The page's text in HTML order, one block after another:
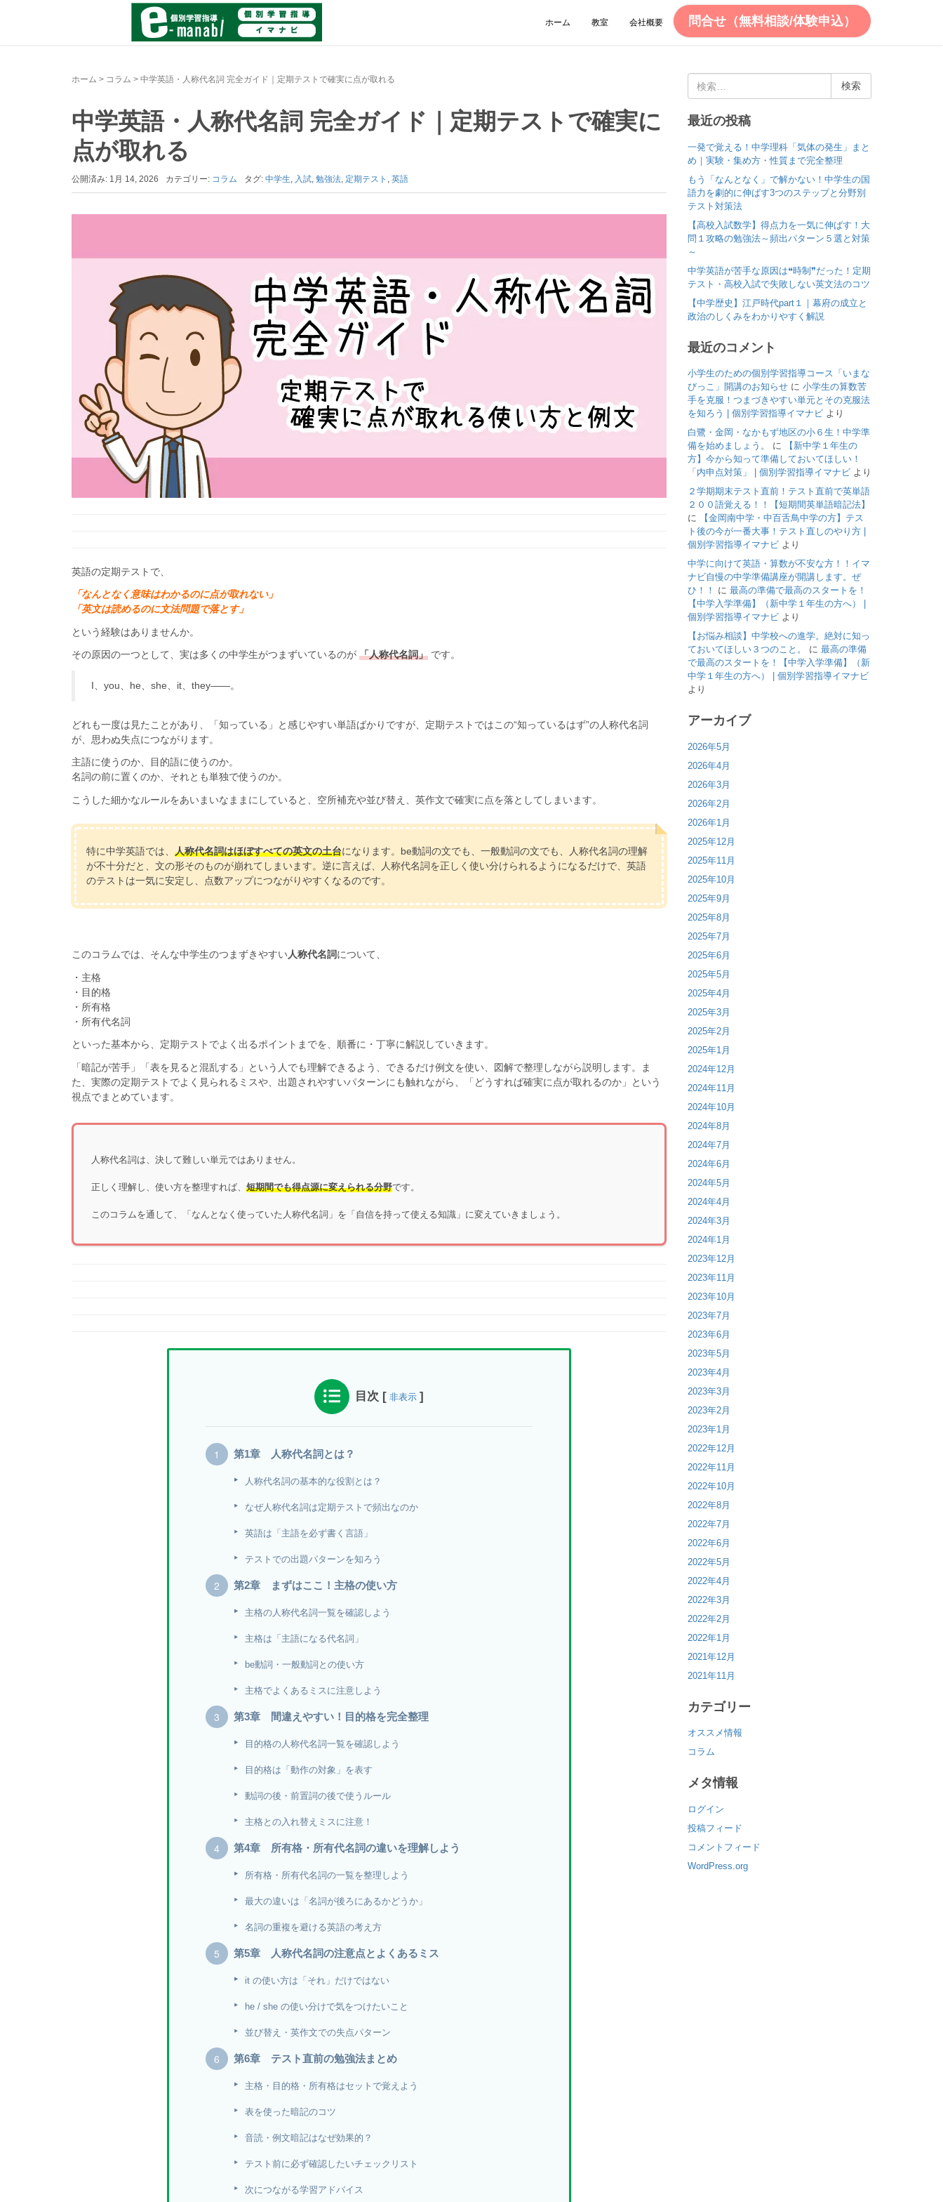
ホーム 教室 会社概要 問合せ（無料相談/体験申込）
ホーム > コラム > 中学英語・人称代名詞 完全ガイド｜定期テストで確実に点が取れる
中学英語・人称代名詞 完全ガイド｜定期テストで確実に
点が取れる
公開済み: 1月 14, 2026 カテゴリー: コラム タグ: 中学生, 入試, 勉強法, 定期テスト , 英語
英語の定期テストで、
「なんとなく意味はわかるのに点が取れない」
「英文は読めるのに文法問題で落とす」
という経験はありませんか。
その原因の一つとして、実は多くの中学生がつまずいているのが 「人称代名詞」 です。
I、you、he、she、it、they――。
どれも一度は見たことがあり、「知っている」と感じやすい単語ばかりですが、定期テストではこの“知っているはず”の人称代名詞
が、思わぬ失点につながります。
主語に使うのか、目的語に使うのか。
名詞の前に置くのか、それとも単独で使うのか。
こうした細かなルールをあいまいなままにしていると、空所補充や並び替え、英作文で確実に点を落としてしまいます。
特に中学英語では、 人称代名詞はほぼすべての英文の土台になります。be動詞の文でも、一般動詞の文でも、人称代名詞の理解
が不十分だと、文の形そのものが崩れてしまいます。逆に言えば、人称代名詞を正しく使い分けられるようになるだけで、英語
のテストは一気に安定し、点数アップにつながりやすくなるのです。
このコラムでは、そんな中学生のつまずきやすい人称代名詞について、
・主格
・目的格
・所有格
・所有代名詞
といった基本から、定期テストでよく出るポイントまでを、順番に・丁寧に解説していきます。
「暗記が苦手」「表を見ると混乱する」という人でも理解できるよう、できるだけ例文を使い、図解で整理しながら説明します。ま
た、実際の定期テストでよく見られるミスや、出題されやすいパターンにも触れながら、「どうすれば確実に点が取れるのか」という
視点でまとめています。
人称代名詞は、決して難しい単元ではありません。
正しく理解し、使い方を整理すれば、 短期間でも得点源に変えられる分野です。
このコラムを通して、「なんとなく使っていた人称代名詞」を「自信を持って使える知識」に変えていきましょう。
目次 [ 非表示 ]
第1章 人称代名詞とは？
人称代名詞の基本的な役割とは？
なぜ人称代名詞は定期テストで頻出なのか
英語は「主語を必ず書く言語」
テストでの出題パターンを知ろう
第2章 まずはここ！主格の使い方
主格の人称代名詞一覧を確認しよう
主格は「主語になる代名詞」
be動詞・一般動詞との使い方
主格でよくあるミスに注意しよう
第3章 間違えやすい！目的格を完全整理
目的格の人称代名詞一覧を確認しよう
目的格は「動作の対象」を表す
動詞の後・前置詞の後で使うルール
主格との入れ替えミスに注意！
第4章 所有格・所有代名詞の違いを理解しよう
所有格・所有代名詞の一覧を整理しよう
最大の違いは「名詞が後ろにあるかどうか」
名詞の重複を避ける英語の考え方
第5章 人称代名詞の注意点とよくあるミス
it の使い方は「それ」だけではない
he / she の使い分けで気をつけたいこと
並び替え・英作文での失点パターン
第6章 テスト直前の勉強法まとめ
主格・目的格・所有格はセットで覚えよう
表を使った暗記のコツ
音読・例文暗記はなぜ効果的？
テスト前に必ず確認したいチェックリスト
次につながる学習アドバイス
最近の投稿
一発で覚える！中学理科「気体の発生」まと
め｜実験・集め方・性質まで完全整理
もう「なんとなく」で解かない！中学生の国
語力を劇的に伸ばす3つのステップと分野別
テスト対策法
【高校入試数学】得点力を一気に伸ばす！大
問１攻略の勉強法～頻出パターン５選と対策
～
中学英語が苦手な原因は❝時制❞だった！定期
テスト・高校入試で失敗しない英文法のコツ
【中学歴史】江戸時代part１｜幕府の成立と
政治のしくみをわかりやすく解説
最近のコメント
小学生のための個別学習指導コース「いまな
びっこ」開講のお知らせに 小学生の算数苦
手を克服！つまづきやすい単元とその克服法
を知ろう | 個別学習指導イマナビより
白鷺・金岡・なかもず地区の小６生！中学準
備を始めましょう。
に
【新中学１年生の
方】今から知って準備しておいてほしい！
「内申点対策」 | 個別学習指導イマナビより
２学期期末テスト直前！テスト直前で英単語
２００語覚える！！【短期間英単語暗記法】
に
【金岡南中学・中百舌鳥中学の方】テス
ト後の今が一番大事！テスト直しのやり方 |
個別学習指導イマナビより
中学に向けて英語・算数が不安な方！！イマ
ナビ自慢の中学準備講座が開講します。ぜ
ひ！！
に 最高の準備で最高のスタートを！
【中学入学準備】（新中学１年生の方へ） |
個別学習指導イマナビより
【お悩み相談】中学校への進学。絶対に知っ
ておいてほしい３つのこと。
に 最高の準備
で最高のスタートを！【中学入学準備】（新
中学１年生の方へ） | 個別学習指導イマナビ
より
アーカイブ
2026年5月
2026年4月
2026年3月
2026年2月
2026年1月
2025年12月
2025年11月
2025年10月
2025年9月
2025年8月
2025年7月
2025年6月
2025年5月
2025年4月
2025年3月
2025年2月
2025年1月
2024年12月
2024年11月
2024年10月
2024年8月
2024年7月
2024年6月
2024年5月
2024年4月
2024年3月
2024年1月
2023年12月
2023年11月
2023年10月
2023年7月
2023年6月
2023年5月
2023年4月
2023年3月
2023年2月
2023年1月
2022年12月
2022年11月
2022年10月
2022年8月
2022年7月
2022年6月
2022年5月
2022年4月
2022年3月
2022年2月
2022年1月
2021年12月
2021年11月
カテゴリー
オススメ情報
コラム
メタ情報
ログイン
投稿フィード
コメントフィード
WordPress.org